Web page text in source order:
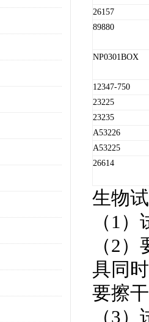
26157
89880
NP0301BOX
12347-750
23225
23235
A53226
A53225
26614
生物
（1
（2
具同
要擦
（3